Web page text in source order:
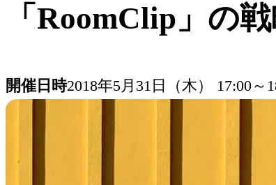
「RoomClip」の
開催日時2018年5月31日（木） 17:00～